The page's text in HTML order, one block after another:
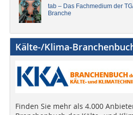
tab – Das Fachmedium der
Branche
Kälte-/Klima-
Finden Sie mehr als 4.000